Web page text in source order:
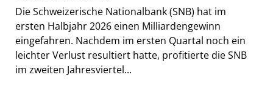
Die Schweizerische Nationalbank (SNB) hat im
ersten Halbjahr 2026 einen Milliardengewinn
eingefahren. Nachdem im ersten Quartal noch ein
leichter Verlust resultiert hatte, profitierte die SNB
im zweiten Jahresviertel...